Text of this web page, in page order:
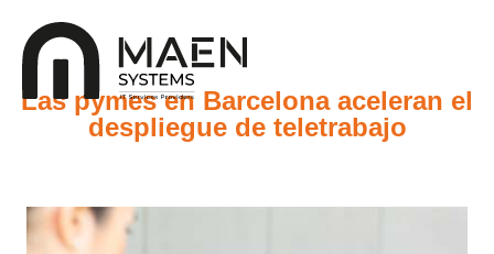
Las pymes en Barcelona aceleran el
despliegue de teletrabajo